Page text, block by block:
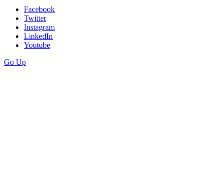
Facebook
Twitter
Instagram
LinkedIn
Youtube
Go Up